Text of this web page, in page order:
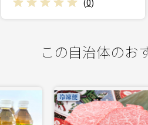
この自治体のお